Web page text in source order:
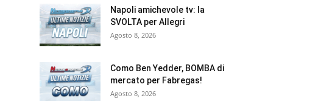
Napoli amichevole tv: la
SVOLTA per Allegri
Agosto 8, 2026
Como Ben Yedder, BOMBA di
mercato per Fabregas!
Agosto 8, 2026